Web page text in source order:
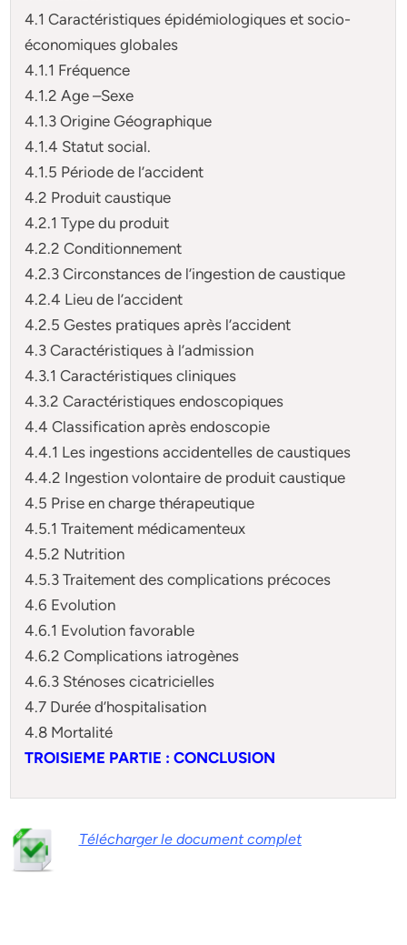
4.1 Caractéristiques épidémiologiques et socio-
économiques globales
4.1.1 Fréquence
4.1.2 Age –Sexe
4.1.3 Origine Géographique
4.1.4 Statut social.
4.1.5 Période de l’accident
4.2 Produit caustique
4.2.1 Type du produit
4.2.2 Conditionnement
4.2.3 Circonstances de l’ingestion de caustique
4.2.4 Lieu de l’accident
4.2.5 Gestes pratiques après l’accident
4.3 Caractéristiques à l’admission
4.3.1 Caractéristiques cliniques
4.3.2 Caractéristiques endoscopiques
4.4 Classification après endoscopie
4.4.1 Les ingestions accidentelles de caustiques
4.4.2 Ingestion volontaire de produit caustique
4.5 Prise en charge thérapeutique
4.5.1 Traitement médicamenteux
4.5.2 Nutrition
4.5.3 Traitement des complications précoces
4.6 Evolution
4.6.1 Evolution favorable
4.6.2 Complications iatrogènes
4.6.3 Sténoses cicatricielles
4.7 Durée d’hospitalisation
4.8 Mortalité
TROISIEME PARTIE : CONCLUSION
Télécharger le document complet